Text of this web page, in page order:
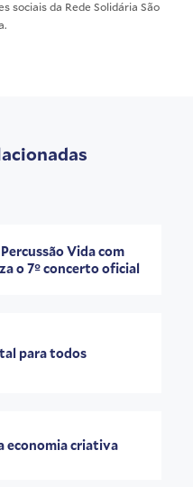
sociais da Rede Solidária São
.
Vida com
o 7º concerto oficial
para todos
economia criativa